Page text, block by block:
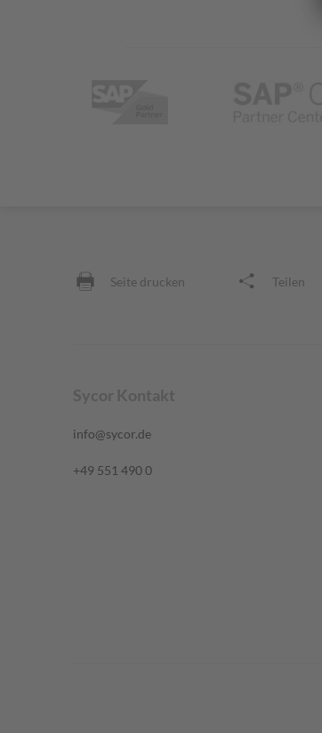
Seite drucken Teilen
Sycor Kontakt
info@sycor.de
+49 551 490 0